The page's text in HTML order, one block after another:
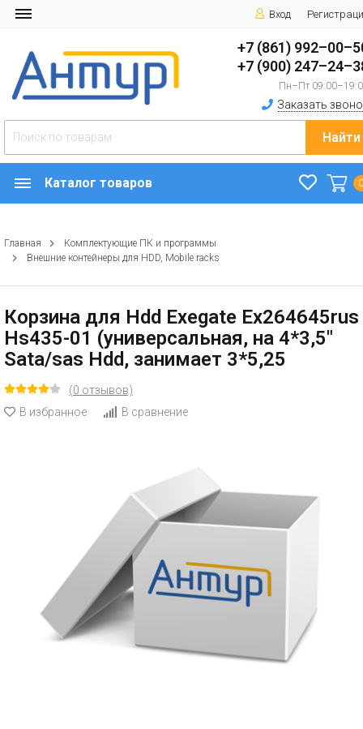
Вход
+7 (861)
+7 (900)
Пн–Пт
Заказать
Найти
Каталог товаров
Главная
Комплектующие ПК и программы
Внешние контейнеры для HDD, Mobile racks
Корзина для Hdd Exegate Ex264645rus
Hs435-01 (универсальная, на 4*3,5"
Sata/sas Hdd, занимает 3*5,25
(0 отзывов)
В избранное
В сравнение